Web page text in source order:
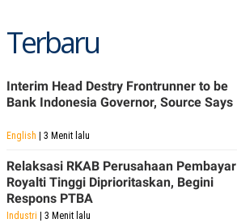
I
D
SITEMAPPROFILETERM
PEMBERITAAN
SIBER
PRIVACY
POLICY
Terbaru
Interim Head Destry Frontrunner to be
Bank Indonesia Governor, Source Says
English | 3 Menit lalu
Relaksasi RKAB Perusahaan Pembayar
Royalti Tinggi Diprioritaskan, Begini
Respons PTBA
Industri | 3 Menit lalu